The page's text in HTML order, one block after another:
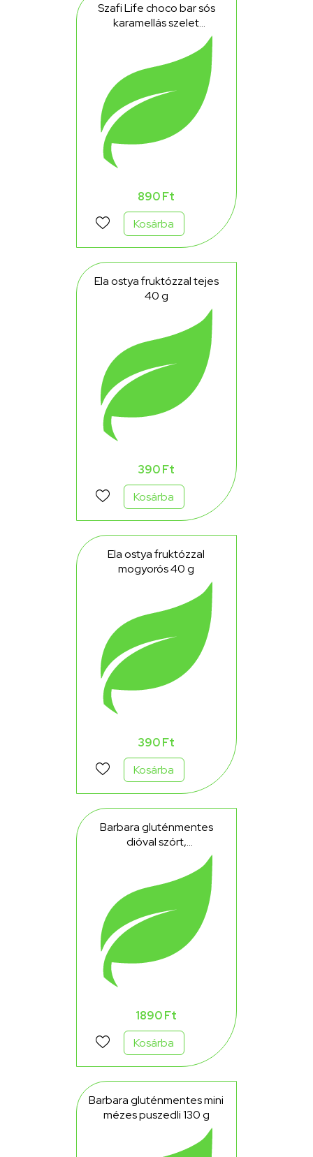
Szafi Life choco bar sós
karamellás szelet
890 Ft
Kosárba
Ela ostya fruktózzal tejes
40 g
390 Ft
Kosárba
Ela ostya fruktózzal
mogyorós 40 g
390 Ft
Kosárba
Barbara gluténmentes
dióval szórt,
kajszibarackízzel töltött
linzer omlós teasütemény
150 g
1890 Ft
Kosárba
Barbara gluténmentes mini
mézes puszedli 130 g